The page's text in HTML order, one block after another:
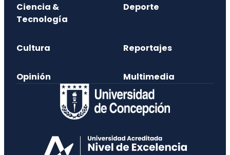
Ciencia &
Tecnología
Deporte
Cultura Reportajes
Opinión Multimedia